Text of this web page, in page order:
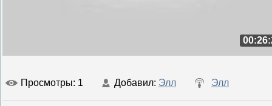
Просмотры: 1 Добавил: Элл Элл